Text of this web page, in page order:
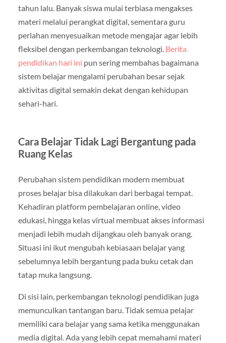
tahun lalu. Banyak siswa mulai terbiasa mengakses
materi melalui perangkat digital, sementara guru
perlahan menyesuaikan metode mengajar agar lebih
fleksibel dengan perkembangan teknologi. Berita
pendidikan hari ini pun sering membahas bagaimana
sistem belajar mengalami perubahan besar sejak
aktivitas digital semakin dekat dengan kehidupan
sehari-hari.
Cara Belajar Tidak Lagi Bergantung pada
Ruang Kelas
Perubahan sistem pendidikan modern membuat
proses belajar bisa dilakukan dari berbagai tempat.
Kehadiran platform pembelajaran online, video
edukasi, hingga kelas virtual membuat akses informasi
menjadi lebih mudah dijangkau oleh banyak orang.
Situasi ini ikut mengubah kebiasaan belajar yang
sebelumnya lebih bergantung pada buku cetak dan
tatap muka langsung.
Di sisi lain, perkembangan teknologi pendidikan juga
memunculkan tantangan baru. Tidak semua pelajar
memiliki cara belajar yang sama ketika menggunakan
media digital. Ada yang lebih cepat memahami materi